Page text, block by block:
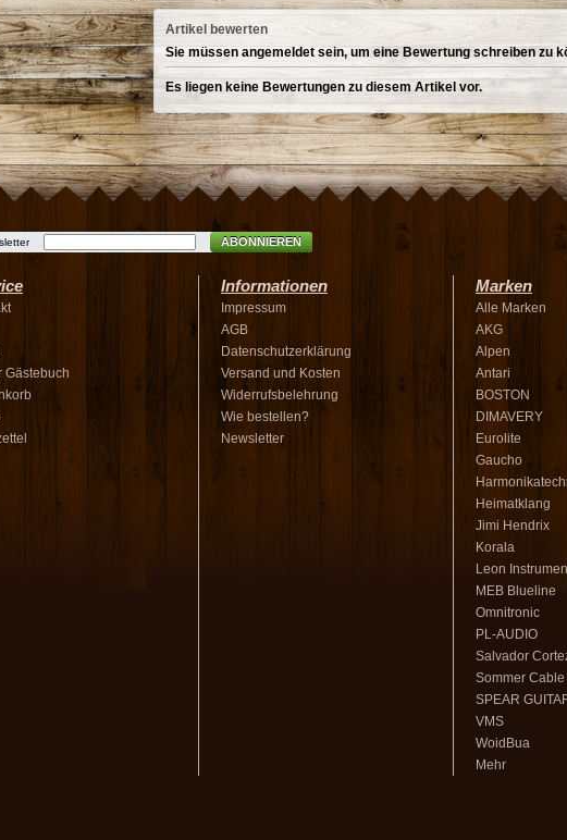
Artikel bewerten
Sie müssen angemeldet sein, um eine Bewertung schreiben zu
Es liegen keine Bewertungen zu diesem Artikel vor.
ABONNIEREN
Gästebuch
Informationen
Impressum
AGB
Datenschutzerklärung
Versand und Kosten
Widerrufsbelehrung
Wie bestellen?
Newsletter
Marken
Alle Marken
AKG
Alpen
Antari
BOSTON
DIMAVERY
Eurolite
Gaucho
Heimatklang
Jimi Hendrix
Korala
Leon
MEB Blueline
Omnitronic
PL-AUDIO
Salvador
Sommer Cable
SPEAR
VMS
WoidBua
Mehr